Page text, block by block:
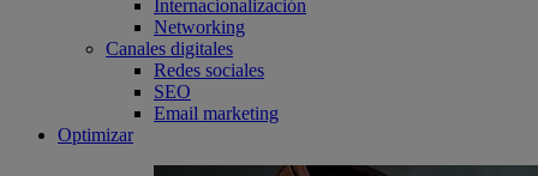
Internacionalización
Networking
Canales digitales
Redes sociales
SEO
Email marketing
Optimizar